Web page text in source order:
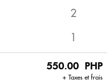
550.00 PHP
+ Taxes et frais